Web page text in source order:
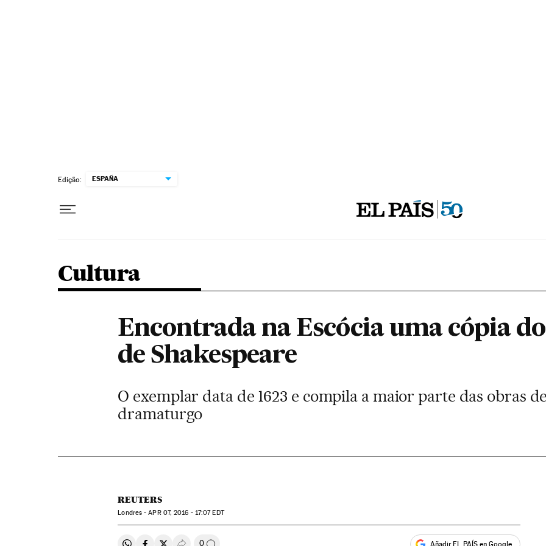
Edição: ESPAÑA
Cultura
Encontrada na Escócia uma cópia do
de Shakespeare
O exemplar data de 1623 e compila a maior parte das obras
dramaturgo
REUTERS
Londres -APR07, 2016 - 17:07EDT
0 Añadir EL PAÍS en Google